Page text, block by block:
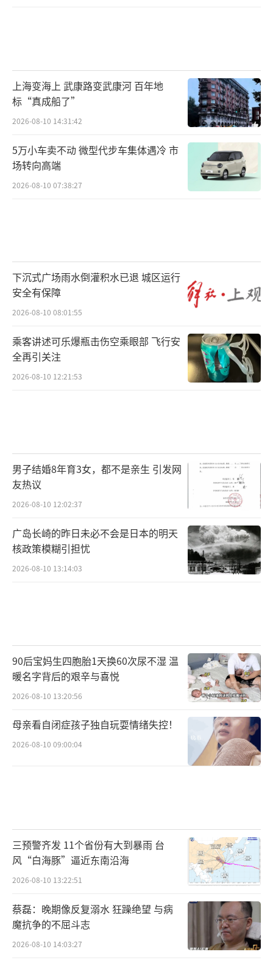
上海变海上 武康路变武康河 百年地
标“真成船了”
2026-08-10 14:31:42
5万小车卖不动 微型代步车集体遇冷 市
场转向高端
2026-08-10 07:38:27
下沉式广场雨水倒灌积水已退 城区运行
安全有保障
2026-08-10 08:01:55
乘客讲述可乐爆瓶击伤空乘眼部 飞行安
全再引关注
2026-08-10 12:21:53
男子结婚8年育3女，都不是亲生 引发网
友热议
2026-08-10 12:02:37
广岛长崎的昨日未必不会是日本的明天
核政策模糊引担忧
2026-08-10 13:14:03
90后宝妈生四胞胎1天换60次尿不湿 温
暖名字背后的艰辛与喜悦
2026-08-10 13:20:56
母亲看自闭症孩子独自玩耍情绪失控！
2026-08-10 09:00:04
三预警齐发 11个省份有大到暴雨 台
风“白海豚”逼近东南沿海
2026-08-10 13:22:51
蔡磊：晚期像反复溺水 狂躁绝望 与病
魔抗争的不屈斗志
2026-08-10 14:03:27